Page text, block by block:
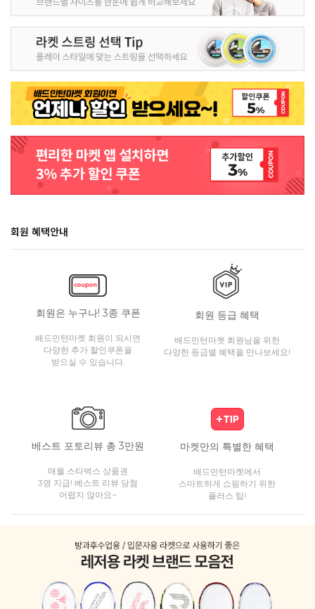
회원 혜택안내
회원은 누구나! 3종 쿠폰
배드민턴마켓 회원이 되시면
다양한 추가 할인쿠폰을
받으실 수 있습니다.
회원 등급 혜택
배드민턴마켓 회원님을 위한
다양한 등급별 혜택을 만나보세요!
베스트 포토리뷰 총 3만원
매월 스타벅스 상품권
3명 지급! 베스트 리뷰 당첨
어렵지 않아요~
마켓만의 특별한 혜택
배드민턴마켓에서
스마트하게 쇼핑하기 위한
플러스 팁!